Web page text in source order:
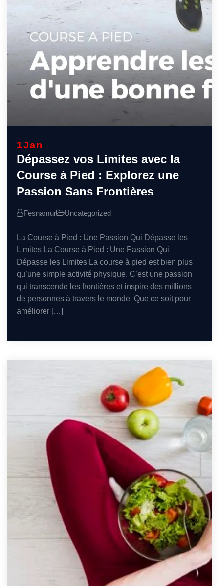
1Jan
Dépassez vos Limites avec la
Course à Pied : Explorez une
Passion Sans Frontières
Fesnamur Uncategorized
La Course à Pied : Une Passion Qui Dépasse les
Limites La Course à Pied : Une Passion Qui
Dépasse les Limites La course à pied est bien plus
qu’une simple activité physique. C’est une passion
qui transcende les frontières et inspire des millions
de personnes à travers le monde. Que ce soit pour
améliorer […]